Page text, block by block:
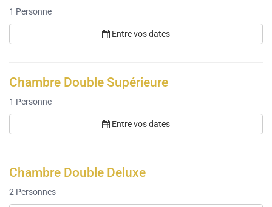
1 Personne
Entre vos dates
Chambre Double Supérieure
1 Personne
Entre vos dates
Chambre Double Deluxe
2 Personnes